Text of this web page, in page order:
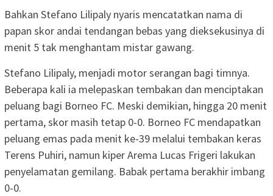
Bahkan Stefano Lilipaly nyaris mencatatkan nama di
papan skor andai tendangan bebas yang dieksekusinya di
menit 5 tak menghantam mistar gawang.
Stefano Lilipaly, menjadi motor serangan bagi timnya.
Beberapa kali ia melepaskan tembakan dan menciptakan
peluang bagi Borneo FC. Meski demikian, hingga 20 menit
pertama, skor masih tetap 0-0. Borneo FC mendapatkan
peluang emas pada menit ke-39 melalui tembakan keras
Terens Puhiri, namun kiper Arema Lucas Frigeri lakukan
penyelamatan gemilang. Babak pertama berakhir imbang
0-0.